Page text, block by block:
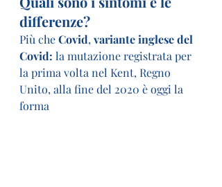
differenze?
Più che Covid, variante inglese del
Covid: la mutazione registrata per
la prima volta nel Kent, Regno
Unito, alla fine del 2020 è oggi la
forma